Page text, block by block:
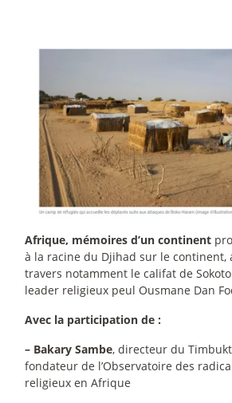
Afrique, mémoires d’un continent
à la racine du Djihad sur le continent,
travers notamment le califat de
leader religieux peul Ousmane Dan
Avec la participation de :
– Bakary Sambe, directeur du
fondateur de l’Observatoire des
religieux en Afrique